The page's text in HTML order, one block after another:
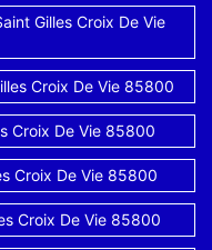
Gilles Croix De Vie
Croix De Vie 85800
Croix De Vie 85800
Croix De Vie 85800
Croix De Vie 85800